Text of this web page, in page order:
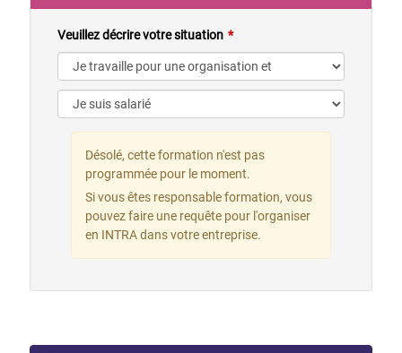
Veuillez décrire votre situation
Désolé, cette formation n'est pas
programmée pour le moment.
Si vous êtes responsable formation, vous
pouvez faire une requête pour l'organiser
en INTRA dans votre entreprise.